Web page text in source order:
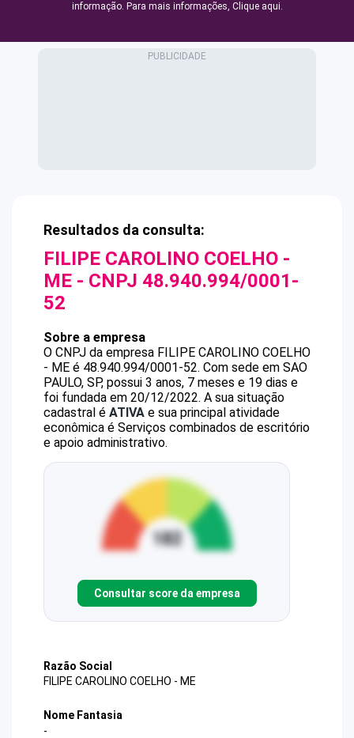
informação. Para mais informações, Clique aqui.
Resultados da consulta:
FILIPE CAROLINO COELHO -
ME - CNPJ 48.940.994/0001-
52
Sobre a empresa
O CNPJ da empresa FILIPE CAROLINO COELHO
- ME é 48.940.994/0001-52. Com sede em SAO
PAULO, SP, possui 3 anos, 7 meses e 19 dias e
foi fundada em 20/12/2022. A sua situação
cadastral é ATIVA e sua principal atividade
econômica é Serviços combinados de escritório
e apoio administrativo.
Consultar score da empresa
Razão Social
FILIPE CAROLINO COELHO - ME
Nome Fantasia
-